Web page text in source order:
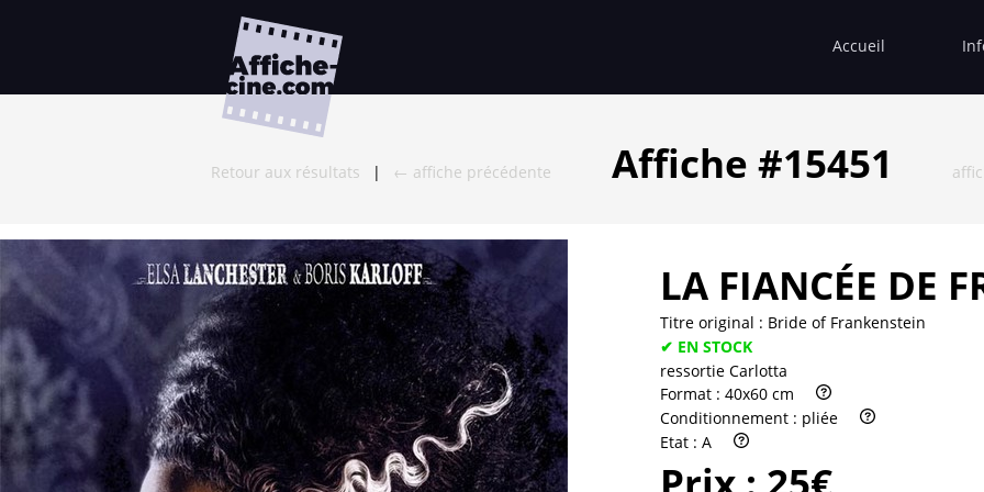
Accueil
Retour aux résultats | ← affiche précédente Affiche #15451
LA FIANCÉE DE
Titre original : Bride of Frankenstein
✔ EN STOCK
ressortie Carlotta
Format : 40x60 cm
Conditionnement : pliée
Etat : A